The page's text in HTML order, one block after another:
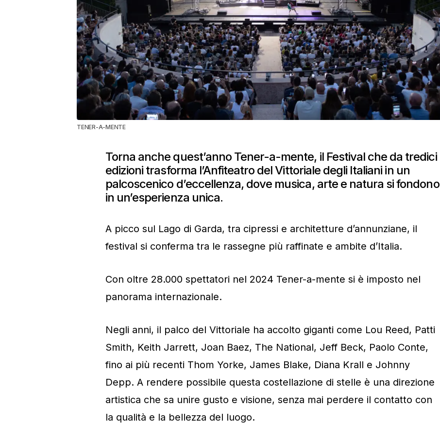
TENER-A-MENTE
Torna anche quest’anno Tener-a-mente, il Festival che da tredici
edizioni trasforma l’Anfiteatro del Vittoriale degli Italiani in un
palcoscenico d’eccellenza, dove musica, arte e natura si fondono
in un’esperienza unica.
A picco sul Lago di Garda, tra cipressi e architetture d’annunziane, il
festival si conferma tra le rassegne più raffinate e ambite d’Italia.
Con oltre 28.000 spettatori nel 2024 Tener-a-mente si è imposto nel
panorama internazionale.
Negli anni, il palco del Vittoriale ha accolto giganti come Lou Reed, Patti
Smith, Keith Jarrett, Joan Baez, The National, Jeff Beck, Paolo Conte,
fino ai più recenti Thom Yorke, James Blake, Diana Krall e Johnny
Depp. A rendere possibile questa costellazione di stelle è una direzione
artistica che sa unire gusto e visione, senza mai perdere il contatto con
la qualità e la bellezza del luogo.